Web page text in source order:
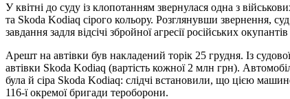
У квітні до суду із клопотанням звернулася одна з
та Skoda Kodiaq сірого кольору. Розглянувши звернення,
завдання задля відсічі збройної агресії російських
Арешт на автівки був накладений торік 25 грудня. Із
автівки Skoda Kodiaq (вартість кожної 2 млн грн).
була й сіра Skoda Kodiaq: слідчі встановили, що цією
116-ї окремої бригади тероборони.